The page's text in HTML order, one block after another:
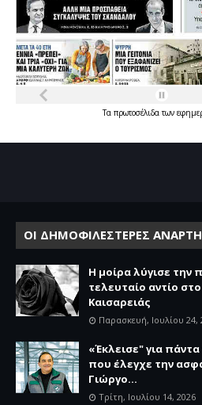
Τα πρωτοσέλιδατων
ΟΙ ΔΗΜΟΦΙΛΕΣΤΕΡΕΣ
Η μοίρα λύγισε την
τελευταίο αντίο
Καισαρειάς
Παρασκευή, Ιουλίου 24,
«Έκλεισε" για
που έλεγχε την
Γιώργο...
Τρίτη, Ιουλίου 14, 2026